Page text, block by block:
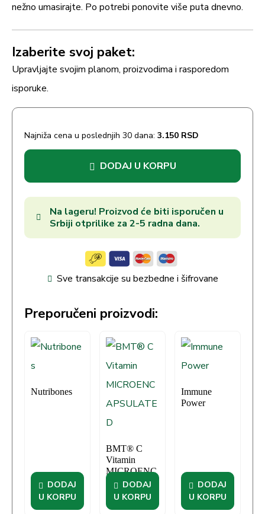
nežno umasirajte. Po potrebi ponovite više puta dnevno.
Izaberite svoj paket:
Upravljajte svojim planom, proizvodima i rasporedom
isporuke.
Najniža cena u poslednjih 30 dana: 3.150 RSD
DODAJ U KORPU
Na lageru! Proizvod će biti isporučen u
Srbiji otprilike za 2-5 radna dana.
Sve transakcije su bezbedne i šifrovane
Preporučeni proizvodi:
Nutribones
DODAJ
U KORPU
BMT® C
Vitamin
MICROENC
APSULATE
DODAJ
U KORPU
Immune
Power
DODAJ
U KORPU